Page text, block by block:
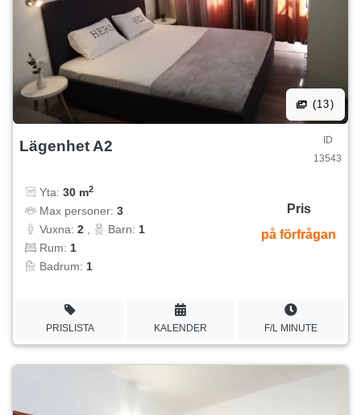
(13)
Lägenhet A2
ID
13543
Yta: 30 m2
Max personer: 3
Vuxna: 2 Barn: 1
Rum: 1
Badrum: 1
Pris
på förfrågan
PRISLISTA KALENDER F/L MINUTE